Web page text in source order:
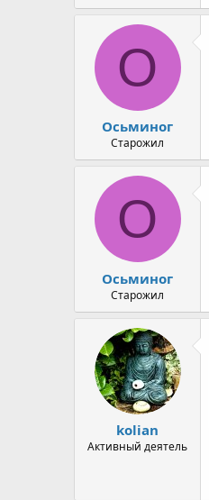
О
Осьминог
Старожил
О
Осьминог
Старожил
kolian
Активный деятель